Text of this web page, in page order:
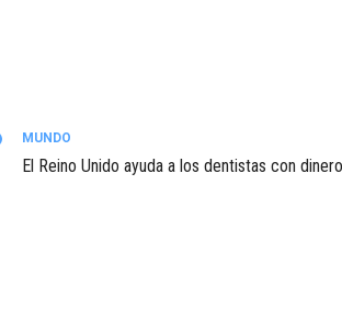
MUNDO
El Reino Unido ayuda a los dentistas con